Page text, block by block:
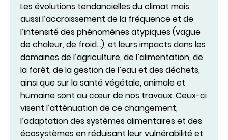
Les évolutions tendancielles du climat mais
aussi l’accroissement de la fréquence et de
l’intensité des phénomènes atypiques (vague
de chaleur, de froid...), et leurs impacts dans les
domaines de l’agriculture, de l’alimentation, de
la forêt, de la gestion de l’eau et des déchets,
ainsi que sur la santé végétale, animale et
humaine sont au cœur de nos travaux. Ceux-ci
visent l’atténuation de ce changement,
l’adaptation des systèmes alimentaires et des
écosystèmes en réduisant leur vulnérabilité et